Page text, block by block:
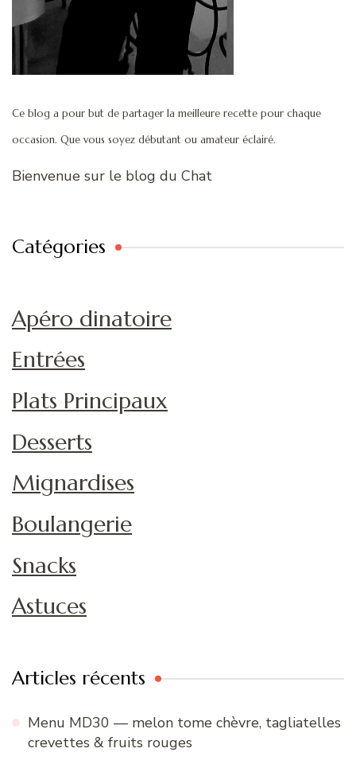
Ce blog a pour but de partager la meilleure recette pour chaque
occasion. Que vous soyez débutant ou amateur éclairé.
Bienvenue sur le blog du Chat
Catégories
Apéro dinatoire
Entrées
Plats Principaux
Desserts
Mignardises
Boulangerie
Snacks
Astuces
Articles récents
Menu MD30 — melon tome chèvre, tagliatelles
crevettes & fruits rouges